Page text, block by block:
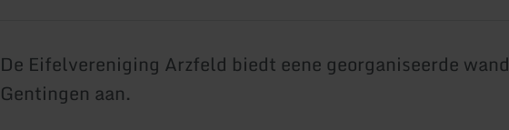
De Eifelvereniging Arzfeld biedt eene georganiseerde
Gentingen aan.